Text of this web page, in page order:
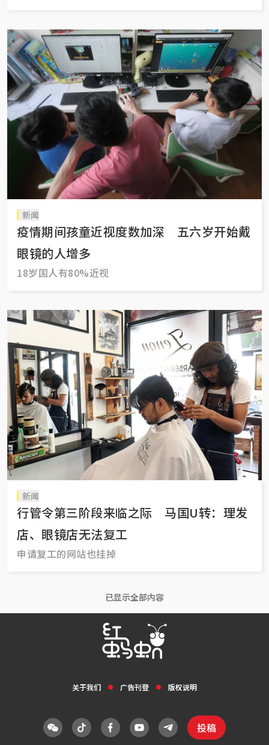
新闻
疫情期间孩童近视度数加深 五六岁开始戴
眼镜的人增多
18岁国人有80%近视
新闻
行管令第三阶段来临之际 马国U转：理发
店、眼镜店无法复工
申请复工的网站也挂掉
已显示全部内容
关于我们 广告刊登 版权说明
投稿